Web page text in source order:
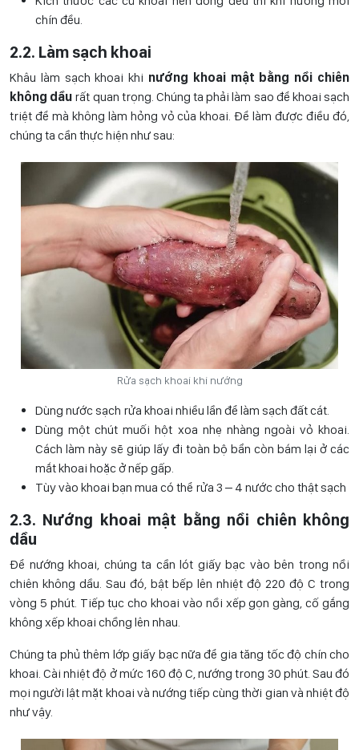
chín đều.
2.2. Làm sạch khoai
Khâu làm sạch khoai khi nướng khoai mật bằng nồi chiên
không dầu rất quan trọng. Chúng ta phải làm sao để khoai sạch
triệt để mà không làm hỏng vỏ của khoai. Để làm được điều đó,
chúng ta cần thực hiện như sau:
Rửa sạch khoai khi nướng
Dùng nước sạch rửa khoai nhiều lần để làm sạch đất cát.
Dùng một chút muối hột xoa nhẹ nhàng ngoài vỏ khoai.
Cách làm này sẽ giúp lấy đi toàn bộ bẩn còn bám lại ở các
mắt khoai hoặc ở nếp gấp.
Tùy vào khoai bạn mua có thể rửa 3 – 4 nước cho thật sạch
2.3. Nướng khoai mật bằng nồi chiên không
dầu
Để nướng khoai, chúng ta cần lót giấy bạc vào bên trong nồi
chiên không dầu. Sau đó, bật bếp lên nhiệt độ 220 độ C trong
vòng 5 phút. Tiếp tục cho khoai vào nồi xếp gọn gàng, cố gắng
không xếp khoai chồng lên nhau.
Chúng ta phủ thêm lớp giấy bạc nữa để gia tăng tốc độ chín cho
khoai. Cài nhiệt độ ở mức 160 độ C, nướng trong 30 phút. Sau đó
mọi người lật mặt khoai và nướng tiếp cùng thời gian và nhiệt độ
như vậy.